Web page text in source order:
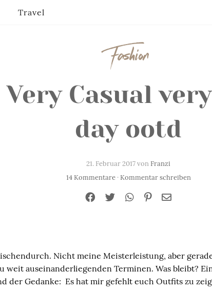
Fashion
Very Casual
day ootd
21. Februar 2017 vonFranzi
14 Kommentare· Kommentar schreiben
Nicht meine Meisterleistung, aber
weit auseinanderliegenden Terminen. Was bleibt?
der Gedanke: Es hat mir gefehlt euch Outfits zu
Travel